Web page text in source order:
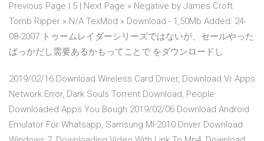
Previous Page | 5 | Next Page » Negative by James Croft
Tomb Ripper » N/A TexMod » Download - 1,50Mb Added: 24-
08-2007 トゥームレイダーシリーズではないが、セールやった
ばっかだし需要あるかもってことで をダウンロードし
2019/02/16 Download Wireless Card Driver, Download Vr Apps
Network Error, Dark Souls Torrent Download, People
Downloaded Apps You Bough 2019/02/06 Download Android
Emulator For Whatsapp, Samsung Ml-2010 Driver Download